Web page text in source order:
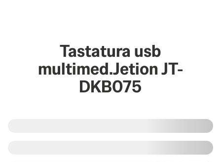
Tastatura usb
multimed.Jetion JT-
DKB075